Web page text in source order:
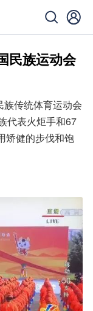
民族运动会
传统体育运动会
代表火炬手和67
矫健的步伐和饱